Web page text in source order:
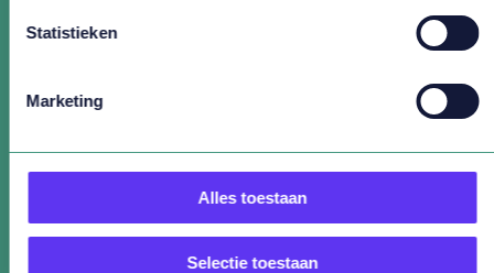
Statistieken
Marketing
Alles toestaan
Selectie toestaan
Populaire trainingen
Personeelsplanning